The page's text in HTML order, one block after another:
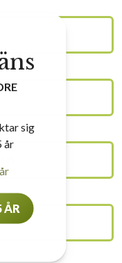
sig
år
ÅR